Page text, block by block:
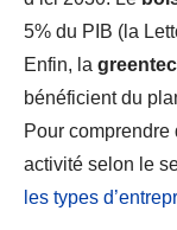
5% du PIB (la
Enfin, la
bénéficient du
Pour
activité selon le
les types